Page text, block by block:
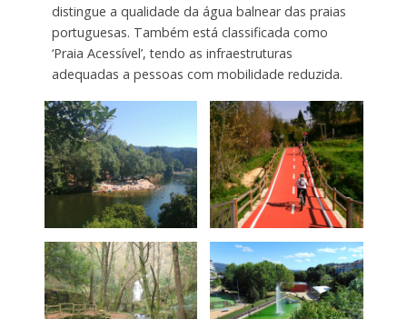
distingue a qualidade da água balnear das praias
portuguesas. Também está classificada como
‘Praia Acessível’, tendo as infraestruturas
adequadas a pessoas com mobilidade reduzida.